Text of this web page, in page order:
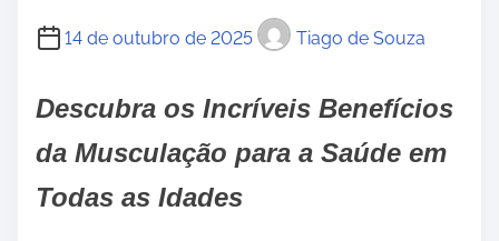
14 de outubro de 2025 Tiago de Souza
Descubra os Incríveis Benefícios
da Musculação para a Saúde em
Todas as Idades